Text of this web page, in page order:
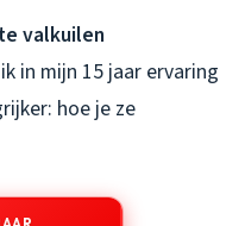
valkuilen
in mijn 15 jaar ervaring
hoe je ze